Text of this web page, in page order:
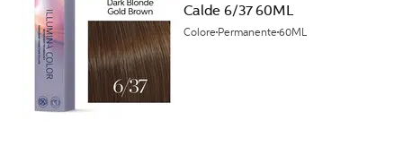
Calde 6/37 60ML
Colore Permanente60ML